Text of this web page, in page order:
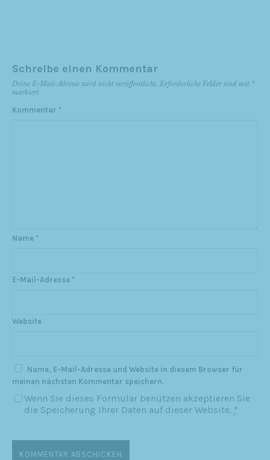
Schreibe einen Kommentar
Deine E-Mail-Adresse wird nicht veröffentlicht. Erforderliche Felder sind mit *
markiert
Kommentar *
Name *
E-Mail-Adresse *
Website
Name, E-Mail-Adresse und Website in diesem Browser für
meinen nächsten Kommentar speichern.
Wenn Sie dieses Formular benützen akzeptieren Sie
die Speicherung Ihrer Daten auf dieser Website. *